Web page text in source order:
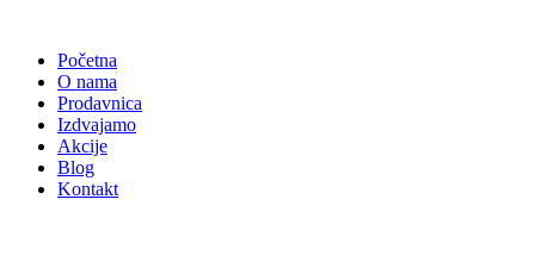
sadržajPočetna
O nama
Prodavnica
Izdvajamo
Akcije
Blog
Kontakt